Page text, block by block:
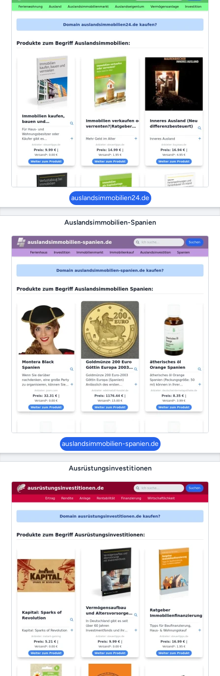
auslandsimmobilien24.de
Auslandsimmobilien-Spanien
auslandsimmobilien-spanien.de
Ausrüstungsinvestitionen